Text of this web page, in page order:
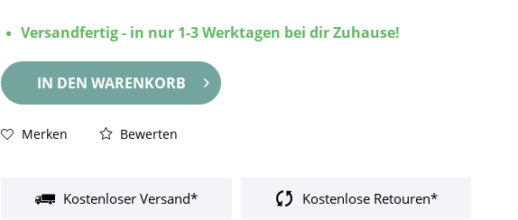
Versandfertig - in nur 1-3 Werktagen bei dir Zuhause!
IN DEN WARENKORB
Merken Bewerten
Kostenloser Versand* Kostenlose Retouren*